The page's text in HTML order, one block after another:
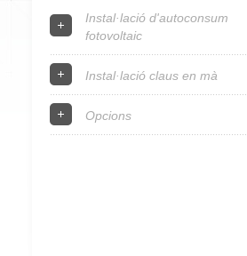
Instal·lació d'autoconsum
fotovoltaic
Instal·lació claus en mà
Opcions